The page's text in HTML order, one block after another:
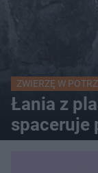
ZWIERZĘ W
Łania z
spaceruje